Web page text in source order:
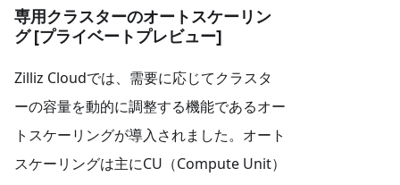
専用クラスターのオートスケーリン
グ [プライベートプレビュー]
Zilliz Cloudでは、需要に応じてクラスタ
ーの容量を動的に調整する機能であるオー
トスケーリングが導入されました。オート
スケーリングは主にCU（Compute Unit）